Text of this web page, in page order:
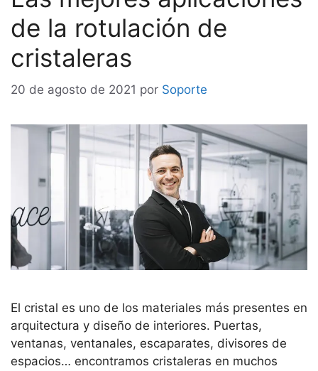
de la rotulación de
cristaleras
20 de agosto de 2021 por Soporte
El cristal es uno de los materiales más presentes en
arquitectura y diseño de interiores. Puertas,
ventanas, ventanales, escaparates, divisores de
espacios… encontramos cristaleras en muchos